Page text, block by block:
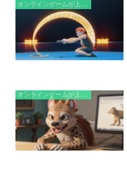
オンラインゲームが上手くなるための知識